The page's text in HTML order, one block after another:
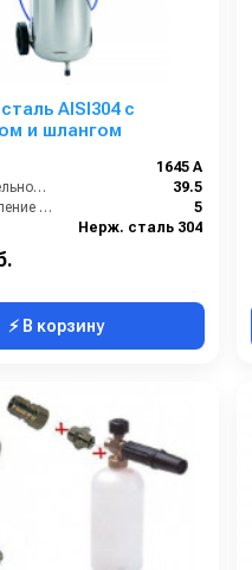
AISI304 с
и шлангом
1645 A
Производительность (л/мин):
39.5
Рабочее давление (бар):
5
Нерж. сталь 304
⚡ В корзину